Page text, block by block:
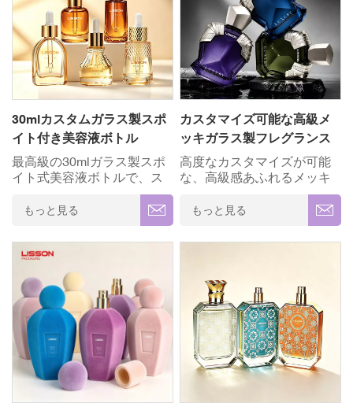
30mlカスタムガラス製スポ
イト付き美容液ボトル
最高級の30mlガラス製スポ
イト式美容液ボトルで、ス
キンケアラインをさらにグ
レードアップしましょう。
独特のフラットオーバル形
状と電気メッキ加工を施し
たメタリックなスポイトキ
ャップが特徴のこのボトル
は、高級感あふれるデザイ
ンと正確な液体吐出を兼ね
備えています。耐久性に優
れた透明度の高いガラス製
で、フェイシャルセラム、
エッセンシャルオイル、厳
選された植物エキスなど、
もっと見る
カスタマイズ可能な高級メ
ッキガラス製フレグランス
ボトル
高度なカスタマイズが可能
な、高級感あふれるメッキ
ガラス製フレグランスボト
ルセットで、あなたのフレ
グランスブランドをさらに
格上げしましょう。完璧な
ために設計されたプレミア
ムな防錆部品が特徴です。
✓ 高級厚手のガラス ✓ 完全
カスタマイズ(OEM/ODM) ✓
精度 ローションポンプシス
テム ✓ ロゴ印刷＆ブランデ
ィング ✓ モダンな 非対称幾
もっと見る